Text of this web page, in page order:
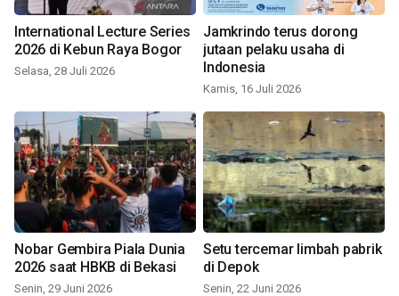
International Lecture Series
2026 di Kebun Raya Bogor
Selasa, 28 Juli 2026
Jamkrindo terus dorong
jutaan pelaku usaha di
Indonesia
Kamis, 16 Juli 2026
Nobar Gembira Piala Dunia
2026 saat HBKB di Bekasi
Senin, 29 Juni 2026
Setu tercemar limbah pabrik
di Depok
Senin, 22 Juni 2026